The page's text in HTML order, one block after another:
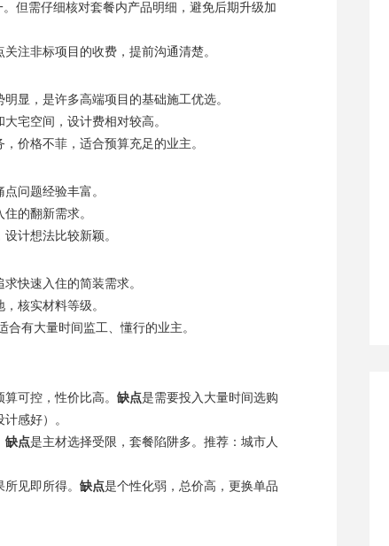
但需仔细核对套餐内产品明细，避免后期升级加
注非标项目的收费，提前沟通清楚。
显，是许多高端项目的基础施工优选。
宅空间，设计费相对较高。
价格不菲，适合预算充足的业主。
问题经验丰富。
的翻新需求。
计想法比较新颖。
快速入住的简装需求。
核实材料等级。
有大量时间监工、懂行的业主。
可控，性价比高。 缺点是需要投入大量时间选购
感好）。
缺点是主材选择受限，套餐陷阱多。推荐：城市人
见即所得。 缺点是个性化弱，总价高，更换单品